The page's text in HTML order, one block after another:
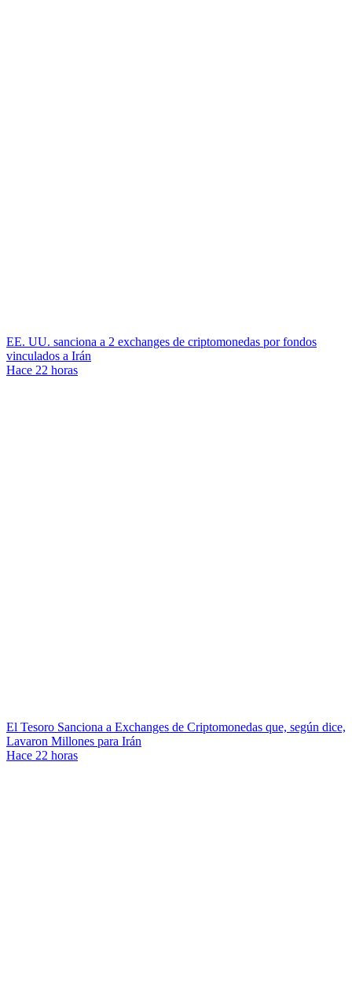
EE. UU. sanciona a 2 exchanges de criptomonedas por fondos
vinculados a Irán
Hace 22 horas
El Tesoro Sanciona a Exchanges de Criptomonedas que, según dice,
Lavaron Millones para Irán
Hace 22 horas